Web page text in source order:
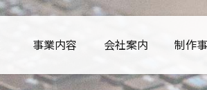
事業内容 会社案内 制作